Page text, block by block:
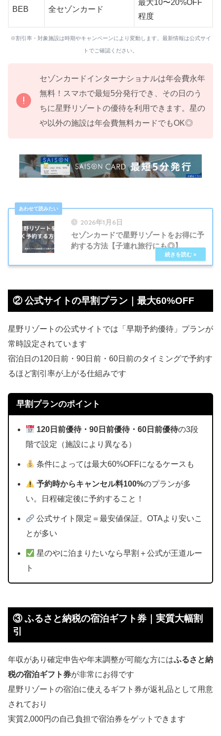
BEB 全セゾンカード
最大10〜20%OFF
程度
※割引率・対象施設は時期やキャンペーンにより変動します。最新情報は公式サイ
トでご確認ください。
セゾンカードインターナショナルは年会費永年
無料！スマホで最短5分発行でき、その日のう
ちに星野リゾートの優待を利用できます。星の
や以外の施設は年会費無料カードでもOK◎
2026年1月6日
セゾンカードで星野リゾートをお得に予
約する方法【子連れ旅行にも◎】
② 公式サイトの早割プラン｜最大60%OFF
星野リゾートの公式サイトでは「早期予約優待」プランが
常時設定されています
宿泊日の120日前・90日前・60日前のタイミングで予約す
るほど割引率が上がる仕組みです
早割プランのポイント
120日前優待・90日前優待・60日前優待の3段
階で設定（施設により異なる）
条件によっては最大60%OFFになるケースも
予約時からキャンセル料100%のプランが多
い。日程確定後に予約すること！
公式サイト限定＝最安値保証。OTAより安いこ
とが多い
星のやに泊まりたいなら早割＋公式が王道ルー
ト
③ ふるさと納税の宿泊ギフト券｜実質大幅割
引
年収があり確定申告や年末調整が可能な方にはふるさと納
税の宿泊ギフト券が非常にお得です
星野リゾートの宿泊に使えるギフト券が返礼品として用意
されており
実質2,000円の自己負担で宿泊券をゲットできます